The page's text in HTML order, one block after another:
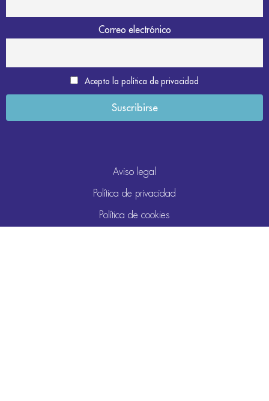
Correo electrónico
Acepto la política de privacidad
Aviso legal
Política de privacidad
Política de cookies